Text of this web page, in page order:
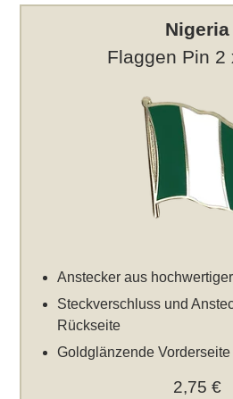
Nigeria
Flaggen Pin 2
Anstecker aus
Steckverschluss und
Rückseite
Goldglänzende Vorderseite
2,75 €